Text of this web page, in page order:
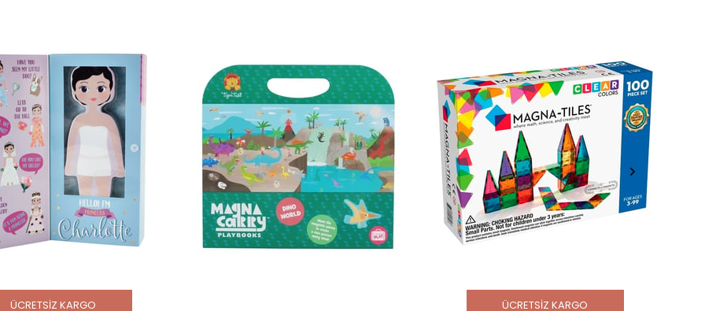
ÜCRETSIZ KARGO ÜCRETSIZ KARGO